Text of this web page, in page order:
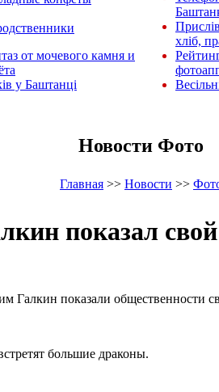
от мочевого камня и
у Баштанці
хліб,
Новости Фото
Главная >> Новости >>
показал
Галкин показали общественности
большие драконы.